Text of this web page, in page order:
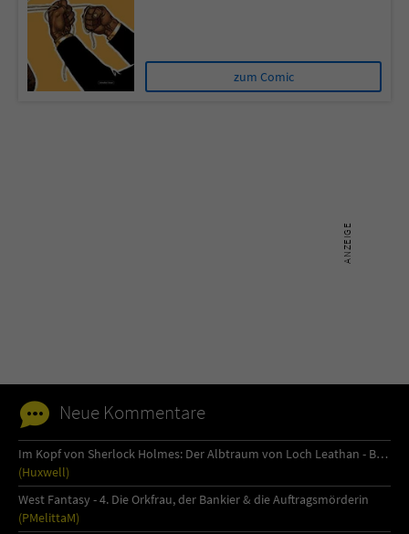
zum Comic
Neue Kommentare
Im Kopf von Sherlock Holmes: Der Albtraum von Loch Leathan - Buch 1
(Huxwell)
West Fantasy - 4. Die Orkfrau, der Bankier & die Auftragsmörderin
(PMelittaM)